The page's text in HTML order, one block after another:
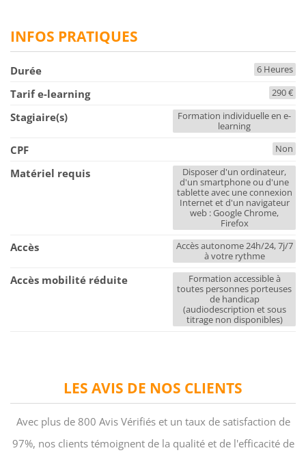
LES AVIS DE NOS CLIENTS
Avec plus de 800 Avis Vérifiés et un taux de satisfaction de
97%, nos clients témoignent de la qualité et de l'efficacité de
INFOS PRATIQUES
Durée 6 Heures
Tarif e-learning 290 €
Stagiaire(s)
Formation individuelle en e-
learning
CPF Non
Matériel requis
Disposer d'un ordinateur,
d'un smartphone ou d'une
tablette avec une connexion
Internet et d'un navigateur
web : Google Chrome,
Firefox
Accès
Accès autonome 24h/24, 7j/7
à votre rythme
Accès mobilité réduite
Formation accessible à
toutes personnes porteuses
de handicap
(audiodescription et sous
titrage non disponibles)